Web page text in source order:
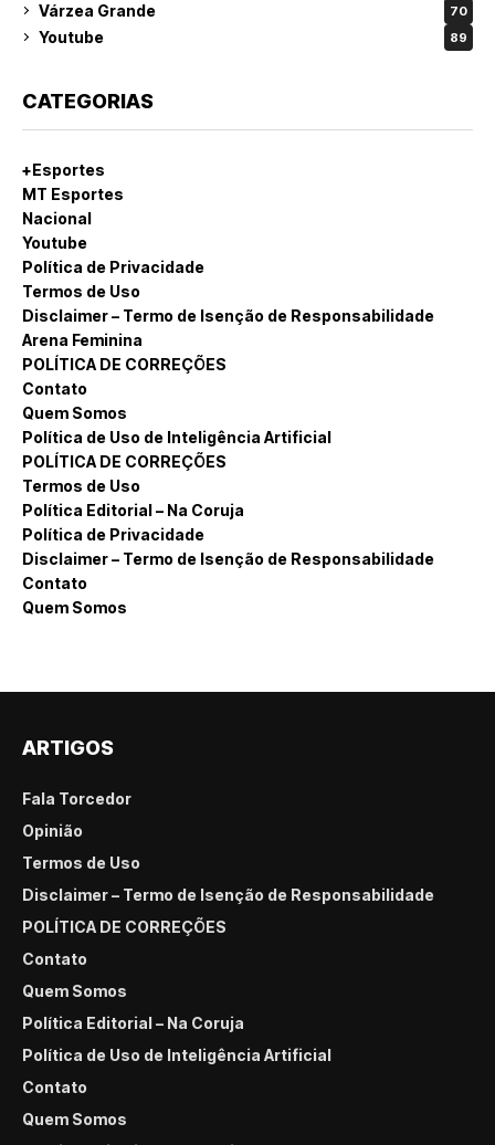
Várzea Grande 70
Youtube 89
CATEGORIAS
+Esportes
MT Esportes
Nacional
Youtube
Política de Privacidade
Termos de Uso
Disclaimer – Termo de Isenção de Responsabilidade
Arena Feminina
POLÍTICA DE CORREÇÕES
Contato
Quem Somos
Política de Uso de Inteligência Artificial
POLÍTICA DE CORREÇÕES
Termos de Uso
Política Editorial – Na Coruja
Política de Privacidade
Disclaimer – Termo de Isenção de Responsabilidade
Contato
Quem Somos
ARTIGOS
Fala Torcedor
Opinião
Termos de Uso
Disclaimer – Termo de Isenção de Responsabilidade
POLÍTICA DE CORREÇÕES
Contato
Quem Somos
Política Editorial – Na Coruja
Política de Uso de Inteligência Artificial
Contato
Quem Somos